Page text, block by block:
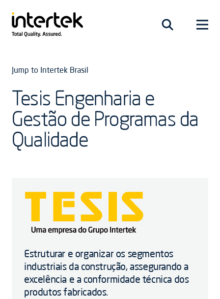
Jump to Intertek Brasil
Tesis Engenharia e
Gestão de Programas da
Qualidade
Estruturar e organizar os segmentos
industriais da construção, assegurando a
excelência e a conformidade técnica dos
produtos fabricados.